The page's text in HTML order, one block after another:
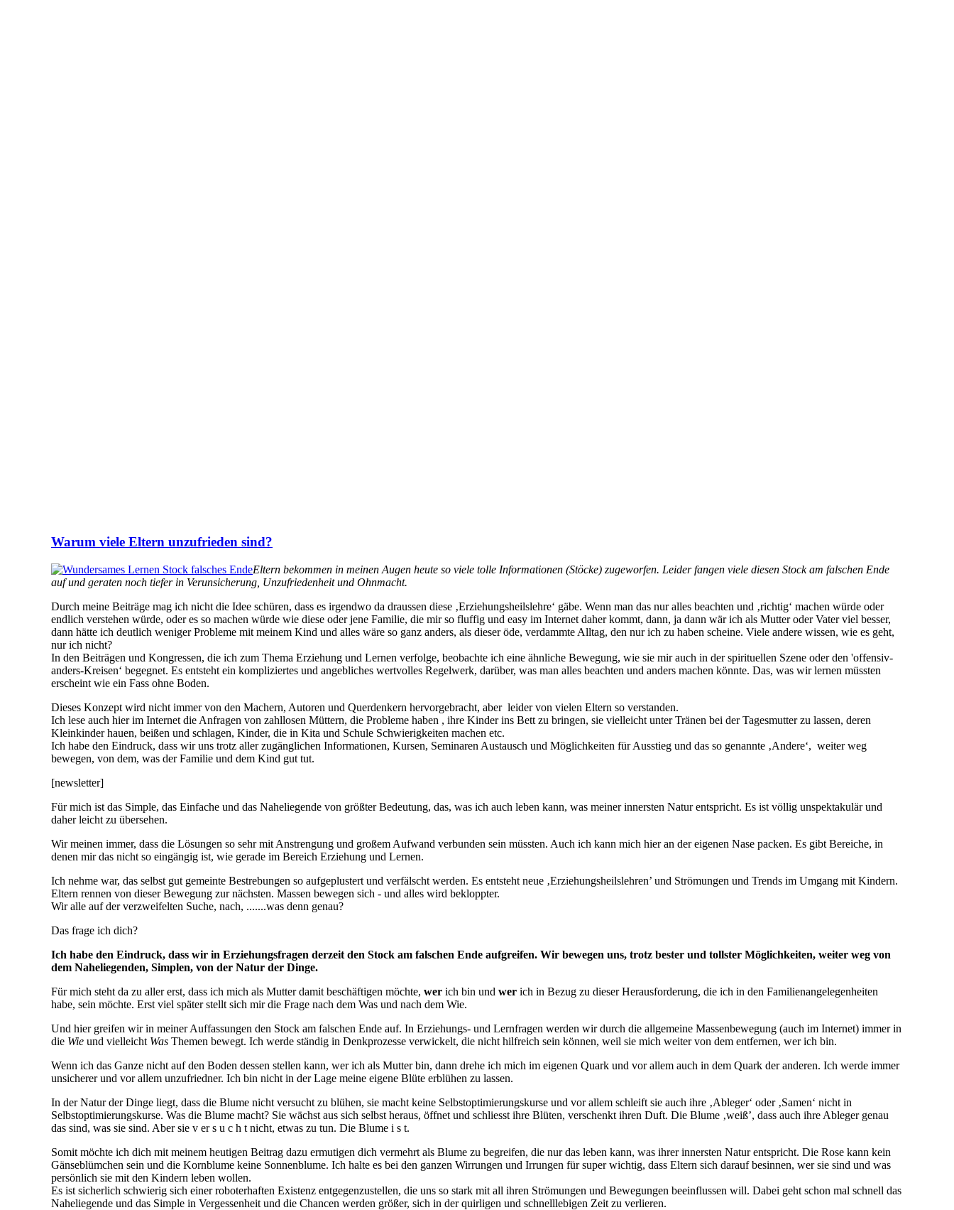
Warum viele Eltern unzufrieden sind?
Eltern bekommen in meinen Augen heute so viele tolle Informationen (Stöcke) zugeworfen. Leider fangen viele diesen Stock am falschen Ende
auf und geraten noch tiefer in Verunsicherung, Unzufriedenheit und Ohnmacht.
Durch meine Beiträge mag ich nicht die Idee schüren, dass es irgendwo da draussen diese ‚Erziehungsheilslehre‘ gäbe. Wenn man das nur alles beachten und ‚richtig‘ machen würde oder
endlich verstehen würde, oder es so machen würde wie diese oder jene Familie, die mir so fluffig und easy im Internet daher kommt, dann, ja dann wär ich als Mutter oder Vater viel besser,
dann hätte ich deutlich weniger Probleme mit meinem Kind und alles wäre so ganz anders, als dieser öde, verdammte Alltag, den nur ich zu haben scheine. Viele andere wissen, wie es geht,
nur ich nicht?
In den Beiträgen und Kongressen, die ich zum Thema Erziehung und Lernen verfolge, beobachte ich eine ähnliche Bewegung, wie sie mir auch in der spirituellen Szene oder den 'offensiv-
anders-Kreisen‘ begegnet. Es entsteht ein kompliziertes und angebliches wertvolles Regelwerk, darüber, was man alles beachten und anders machen könnte. Das, was wir lernen müssten
erscheint wie ein Fass ohne Boden.
Dieses Konzept wird nicht immer von den Machern, Autoren und Querdenkern hervorgebracht, aber leider von vielen Eltern so verstanden.
Ich lese auch hier im Internet die Anfragen von zahllosen Müttern, die Probleme haben , ihre Kinder ins Bett zu bringen, sie vielleicht unter Tränen bei der Tagesmutter zu lassen, deren
Kleinkinder hauen, beißen und schlagen, Kinder, die in Kita und Schule Schwierigkeiten machen etc.
Ich habe den Eindruck, dass wir uns trotz aller zugänglichen Informationen, Kursen, Seminaren Austausch und Möglichkeiten für Ausstieg und das so genannte ‚Andere‘, weiter weg
bewegen, von dem, was der Familie und dem Kind gut tut.
[newsletter]
Für mich ist das Simple, das Einfache und das Naheliegende von größter Bedeutung, das, was ich auch leben kann, was meiner innersten Natur entspricht. Es ist völlig unspektakulär und
daher leicht zu übersehen.
Wir meinen immer, dass die Lösungen so sehr mit Anstrengung und großem Aufwand verbunden sein müssten. Auch ich kann mich hier an der eigenen Nase packen. Es gibt Bereiche, in
denen mir das nicht so eingängig ist, wie gerade im Bereich Erziehung und Lernen.
Ich nehme war, das selbst gut gemeinte Bestrebungen so aufgeplustert und verfälscht werden. Es entsteht neue ‚Erziehungsheilslehren’ und Strömungen und Trends im Umgang mit Kindern.
Eltern rennen von dieser Bewegung zur nächsten. Massen bewegen sich - und alles wird bekloppter.
Wir alle auf der verzweifelten Suche, nach, .......was denn genau?
Das frage ich dich?
Ich habe den Eindruck, dass wir in Erziehungsfragen derzeit den Stock am falschen Ende aufgreifen. Wir bewegen uns, trotz bester und tollster Möglichkeiten, weiter weg von
dem Naheliegenden, Simplen, von der Natur der Dinge.
Für mich steht da zu aller erst, dass ich mich als Mutter damit beschäftigen möchte, wer ich bin und wer ich in Bezug zu dieser Herausforderung, die ich in den Familienangelegenheiten
habe, sein möchte. Erst viel später stellt sich mir die Frage nach dem Was und nach dem Wie.
Und hier greifen wir in meiner Auffassungen den Stock am falschen Ende auf. In Erziehungs- und Lernfragen werden wir durch die allgemeine Massenbewegung (auch im Internet) immer in
die Wie und vielleicht Was Themen bewegt. Ich werde ständig in Denkprozesse verwickelt, die nicht hilfreich sein können, weil sie mich weiter von dem entfernen, wer ich bin.
Wenn ich das Ganze nicht auf den Boden dessen stellen kann, wer ich als Mutter bin, dann drehe ich mich im eigenen Quark und vor allem auch in dem Quark der anderen. Ich werde immer
unsicherer und vor allem unzufriedner. Ich bin nicht in der Lage meine eigene Blüte erblühen zu lassen.
In der Natur der Dinge liegt, dass die Blume nicht versucht zu blühen, sie macht keine Selbstoptimierungskurse und vor allem schleift sie auch ihre ‚Ableger‘ oder ‚Samen‘ nicht in
Selbstoptimierungskurse. Was die Blume macht? Sie wächst aus sich selbst heraus, öffnet und schliesst ihre Blüten, verschenkt ihren Duft. Die Blume ‚weiß’, dass auch ihre Ableger genau
das sind, was sie sind. Aber sie v er s u c h t nicht, etwas zu tun. Die Blume i s t.
Somit möchte ich dich mit meinem heutigen Beitrag dazu ermutigen dich vermehrt als Blume zu begreifen, die nur das leben kann, was ihrer innersten Natur entspricht. Die Rose kann kein
Gänseblümchen sein und die Kornblume keine Sonnenblume. Ich halte es bei den ganzen Wirrungen und Irrungen für super wichtig, dass Eltern sich darauf besinnen, wer sie sind und was
persönlich sie mit den Kindern leben wollen.
Es ist sicherlich schwierig sich einer roboterhaften Existenz entgegenzustellen, die uns so stark mit all ihren Strömungen und Bewegungen beeinflussen will. Dabei geht schon mal schnell das
Naheliegende und das Simple in Vergessenheit und die Chancen werden größer, sich in der quirligen und schnelllebigen Zeit zu verlieren.